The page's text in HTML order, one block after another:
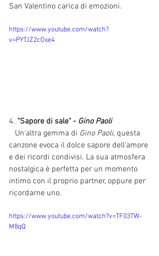
San Valentino carica di emozioni.
https://www.youtube.com/watch?
v=PYTJZ2cOxe4
4. "Sapore di sale" - Gino Paoli
Un'altra gemma di Gino Paoli, questa
canzone evoca il dolce sapore dell'amore
e dei ricordi condivisi. La sua atmosfera
nostalgica è perfetta per un momento
intimo con il proprio partner, oppure per
ricordarne uno.
https://www.youtube.com/watch?v=TF03TW-
M8qQ